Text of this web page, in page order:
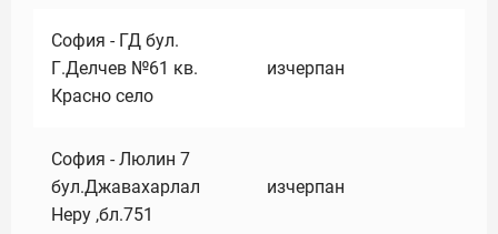
София - ГД бул.
Г.Делчев №61 кв.
Красно село
изчерпан
София - Люлин 7
бул.Джавахарлал
Неру ,бл.751
изчерпан